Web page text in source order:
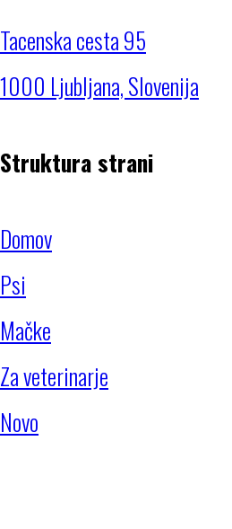
Tacenska cesta 95
1000 Ljubljana, Slovenija
Struktura strani
Domov
Psi
Mačke
Za veterinarje
Novo